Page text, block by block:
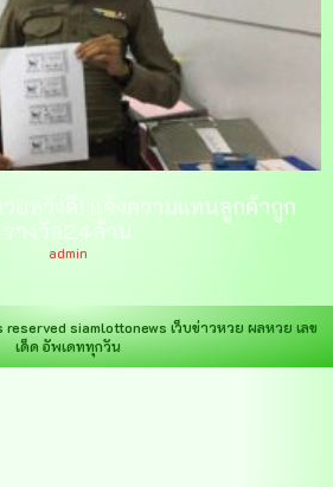
ยหวังดี! แจ้งความแทนลูกค้าถูก
รางวัล24ล้าน
admin
reservedsiamlottonews เว็บข่าวหวย ผลหวย เลข
เด็ด อัพเดททุกวัน